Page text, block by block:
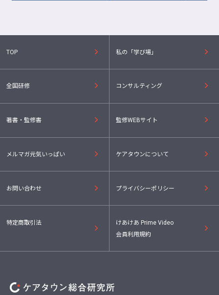
TOP 私の「学び場」
全国研修 コンサルティング
著書・監修書 監修WEBサイト
メルマガ元気いっぱい ケアタウンについて
お問い合わせ プライバシーポリシー
特定商取引法
けあけあ Prime Video
会員利用規約